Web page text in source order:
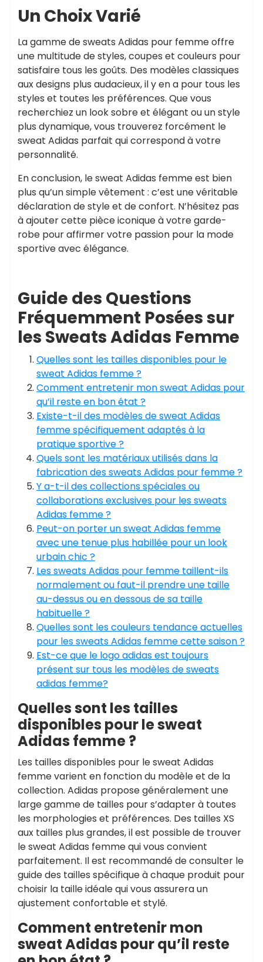
Un Choix Varié
La gamme de sweats Adidas pour femme offre
une multitude de styles, coupes et couleurs pour
satisfaire tous les goûts. Des modèles classiques
aux designs plus audacieux, il y en a pour tous les
styles et toutes les préférences. Que vous
recherchiez un look sobre et élégant ou un style
plus dynamique, vous trouverez forcément le
sweat Adidas parfait qui correspond à votre
personnalité.
En conclusion, le sweat Adidas femme est bien
plus qu’un simple vêtement : c’est une véritable
déclaration de style et de confort. N’hésitez pas
à ajouter cette pièce iconique à votre garde-
robe pour affirmer votre passion pour la mode
sportive avec élégance.
Guide des Questions
Fréquemment Posées sur
les Sweats Adidas Femme
Quelles sont les tailles disponibles pour le
sweat Adidas femme ?
Comment entretenir mon sweat Adidas pour
qu’il reste en bon état ?
Existe-t-il des modèles de sweat Adidas
femme spécifiquement adaptés à la
pratique sportive ?
Quels sont les matériaux utilisés dans la
fabrication des sweats Adidas pour femme ?
Y a-t-il des collections spéciales ou
collaborations exclusives pour les sweats
Adidas femme ?
Peut-on porter un sweat Adidas femme
avec une tenue plus habillée pour un look
urbain chic ?
Les sweats Adidas pour femme taillent-ils
normalement ou faut-il prendre une taille
au-dessus ou en dessous de sa taille
habituelle ?
Quelles sont les couleurs tendance actuelles
pour les sweats Adidas femme cette saison ?
Est-ce que le logo adidas est toujours
présent sur tous les modèles de sweats
adidas femme?
Quelles sont les tailles
disponibles pour le sweat
Adidas femme ?
Les tailles disponibles pour le sweat Adidas
femme varient en fonction du modèle et de la
collection. Adidas propose généralement une
large gamme de tailles pour s’adapter à toutes
les morphologies et préférences. Des tailles XS
aux tailles plus grandes, il est possible de trouver
le sweat Adidas femme qui vous convient
parfaitement. Il est recommandé de consulter le
guide des tailles spécifique à chaque produit pour
choisir la taille idéale qui vous assurera un
ajustement confortable et stylé.
Comment entretenir mon
sweat Adidas pour qu’il reste